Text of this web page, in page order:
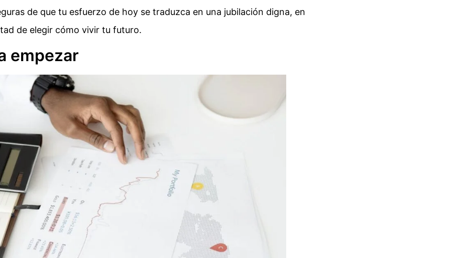
de que tu esfuerzo de hoy se traduzca en una jubilación digna, en
de elegir cómo vivir tu futuro.
empezar